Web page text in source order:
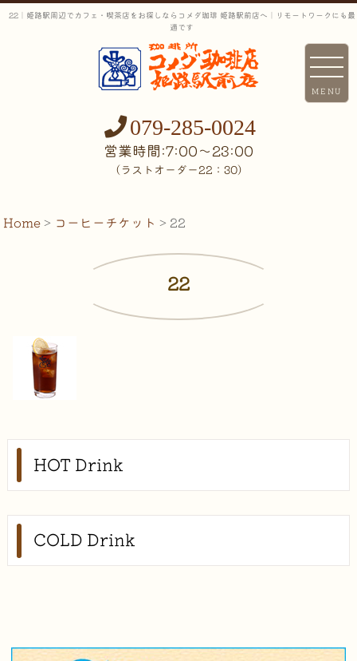
22｜姫路駅周辺でカフェ・喫茶店をお探しならコメダ珈琲 姫路駅前店へ｜リモートワークにも最
適です
079-285-0024
営業時間:7:00〜23:00
（ラストオーダー22：30）
MENU
Home > コーヒーチケット > 22
22
HOT Drink
COLD Drink